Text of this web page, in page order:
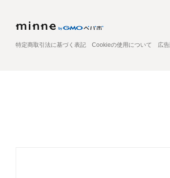
特定商取引法に基づく表記 Cookieの使用について 広